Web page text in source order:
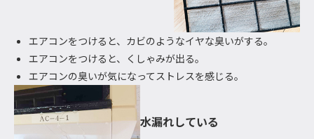
エアコンをつけると、カビのようなイヤな臭いがする。
エアコンをつけると、くしゃみが出る。
エアコンの臭いが気になってストレスを感じる。
水漏れしている